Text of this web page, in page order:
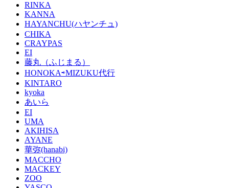
RINKA
KANNA
HAYANCHU(ハヤンチュ)
CHIKA
CRAYPAS
EI
藤丸（ふじまる）
HONOKA⇨MIZUKU代行
KINTARO
kyoka
あいら
EI
UMA
AKIHISA
AYANE
華弥(hanabi)
MACCHO
MACKEY
ZOO